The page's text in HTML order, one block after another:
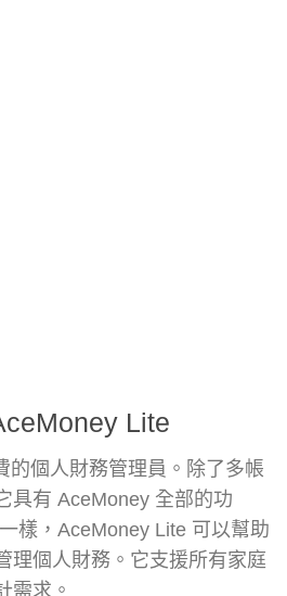
Lite
的個人財務管理員。除了多帳
具有 AceMoney 全部的功
樣，AceMoney Lite 可以幫助
理個人財務。它支援所有家庭
需求。